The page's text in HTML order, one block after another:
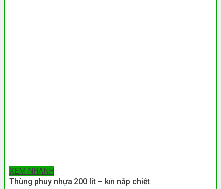
XEM NHANH
Thùng phuy nhựa 200 lít – kín nắp chiết